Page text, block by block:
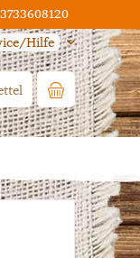
Hilfe